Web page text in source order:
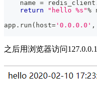
    name
= redis_client
return
"hello %s"%
app . run ( host= '0.0.0.0' ,
之后用浏览器访问